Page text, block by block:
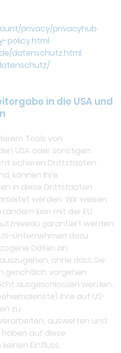
privacy/privacyhub
policy.html
datenschutz.html
in die USA und
Tools von
USA oder sonstigen
sicheren Drittstaaten.
können Ihre
in diese Drittstaaten
werden. Wir weisen
kein mit der EU
garantiert werden
Unternehmen dazu
Daten an
ohne dass Sie
gerichtlich vorgehen
ausgeschlossen werden,
Ihre auf US-
zu
auswerten und
auf diese
Einfluss.